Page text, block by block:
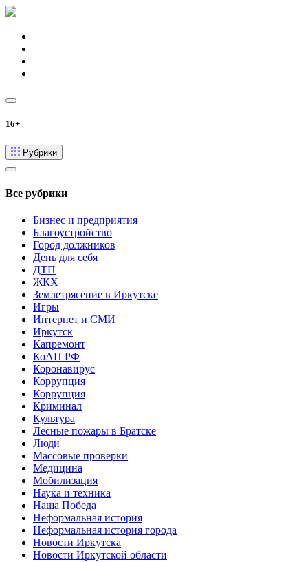
16+
Рубрики
Все рубрики
Бизнес и предприятия
Благоустройство
Город должников
День для себя
ДТП
ЖКХ
Землетрясение в Иркутске
Игры
Интернет и СМИ
Иркутск
Капремонт
КоАП РФ
Коронавирус
Коррупция
Коррупция
Криминал
Культура
Лесные пожары в Братске
Люди
Массовые проверки
Медицина
Мобилизация
Наука и техника
Наша Победа
Неформальная история
Неформальная история города
Новости Иркутска
Новости Иркутской области